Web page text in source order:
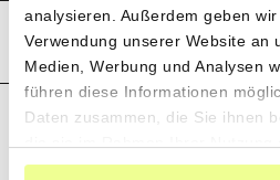
analysieren. Außerdem geben
Verwendung unserer Website an
Medien, Werbung und Analysen
führen diese Informationen
Daten zusammen, die Sie ihnen
haben.
Rezensionen